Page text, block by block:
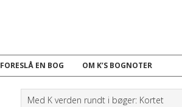
FORESLÅ EN BOG OM K’S BOGNOTER
Med K verden rundt i bøger: Kortet